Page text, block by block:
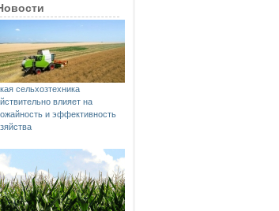
сельхозтехника
влияет на
и эффективность